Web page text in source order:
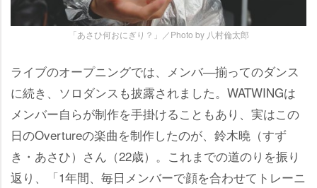
「あさひ何おにぎり？」／Photo by 八村倫太郎
ライブのオープニングでは、メンバ―揃ってのダンス
に続き、ソロダンスも披露されました。WATWINGは
メンバー自らが制作を手掛けることもあり、実はこの
日のOvertureの楽曲を制作したのが、鈴木曉（すず
き・あさひ）さん（22歳）。これまでの道のりを振り
返り、「1年間、毎日メンバーで顔を合わせてトレーニ